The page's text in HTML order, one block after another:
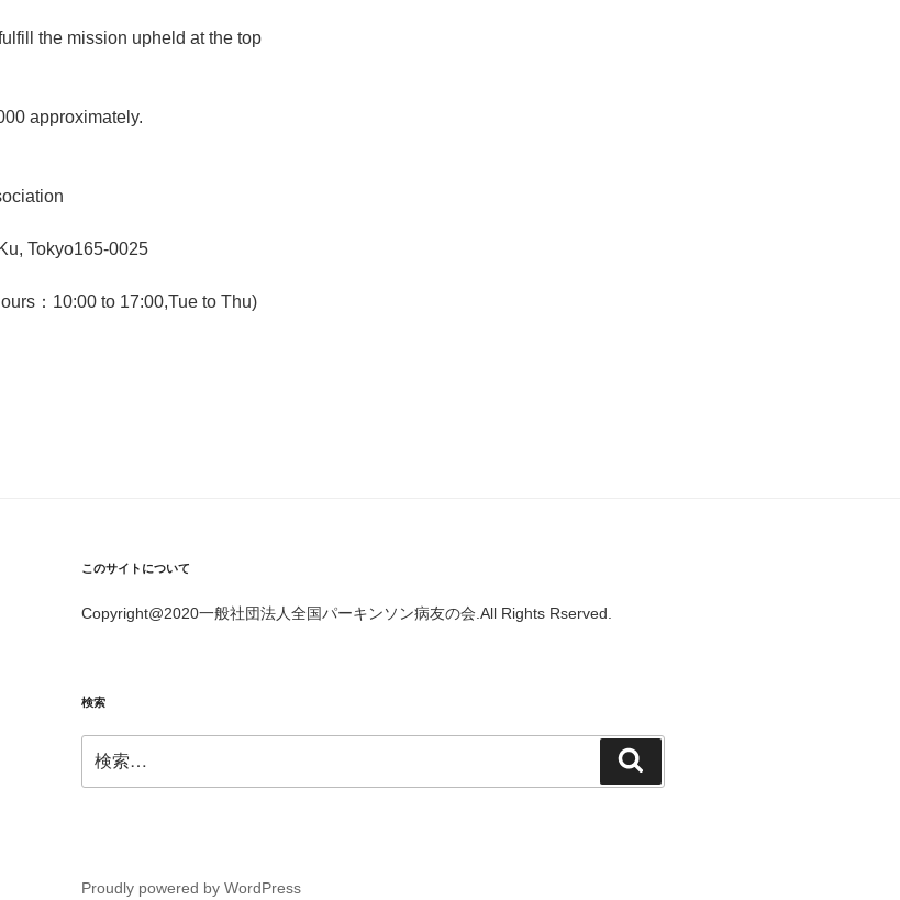
the mission upheld at the top
approximately.
Tokyo165-0025
：10:00 to 17:00,Tue to Thu)
このサイトについて
Copyright@2020一般社団法人全国パーキンソン病友の会.All Rights Rserved.
検索
索:
索
Proudly powered by WordPress